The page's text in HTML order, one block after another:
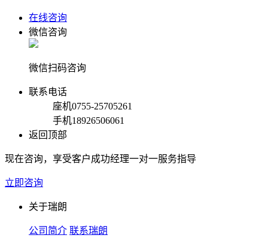
在线咨询
微信咨询
微信扫码咨询
联系电话
座机0755-25705261
手机18926506061
返回顶部
现在咨询，享受客户成功经理一对一服务指导
立即咨询
关于瑞朗
公司简介 联系瑞朗